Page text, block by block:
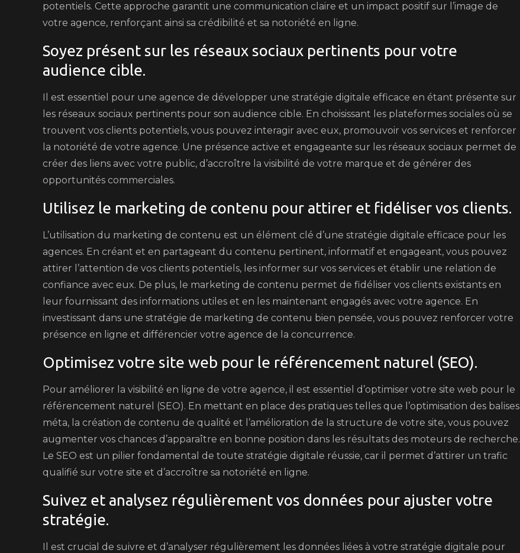
potentiels. Cette approche garantit une communication claire et un impact positif sur l’image de
votre agence, renforçant ainsi sa crédibilité et sa notoriété en ligne.
Soyez présent sur les réseaux sociaux pertinents pour votre
audience cible.
Il est essentiel pour une agence de développer une stratégie digitale efficace en étant présente sur
les réseaux sociaux pertinents pour son audience cible. En choisissant les plateformes sociales où se
trouvent vos clients potentiels, vous pouvez interagir avec eux, promouvoir vos services et renforcer
la notoriété de votre agence. Une présence active et engageante sur les réseaux sociaux permet de
créer des liens avec votre public, d’accroître la visibilité de votre marque et de générer des
opportunités commerciales.
Utilisez le marketing de contenu pour attirer et fidéliser vos clients.
L’utilisation du marketing de contenu est un élément clé d’une stratégie digitale efficace pour les
agences. En créant et en partageant du contenu pertinent, informatif et engageant, vous pouvez
attirer l’attention de vos clients potentiels, les informer sur vos services et établir une relation de
confiance avec eux. De plus, le marketing de contenu permet de fidéliser vos clients existants en
leur fournissant des informations utiles et en les maintenant engagés avec votre agence. En
investissant dans une stratégie de marketing de contenu bien pensée, vous pouvez renforcer votre
présence en ligne et différencier votre agence de la concurrence.
Optimisez votre site web pour le référencement naturel (SEO).
Pour améliorer la visibilité en ligne de votre agence, il est essentiel d’optimiser votre site web pour le
référencement naturel (SEO). En mettant en place des pratiques telles que l’optimisation des balises
méta, la création de contenu de qualité et l’amélioration de la structure de votre site, vous pouvez
augmenter vos chances d’apparaître en bonne position dans les résultats des moteurs de recherche.
Le SEO est un pilier fondamental de toute stratégie digitale réussie, car il permet d’attirer un trafic
qualifié sur votre site et d’accroître sa notoriété en ligne.
Suivez et analysez régulièrement vos données pour ajuster votre
stratégie.
Il est crucial de suivre et d’analyser régulièrement les données liées à votre stratégie digitale pour